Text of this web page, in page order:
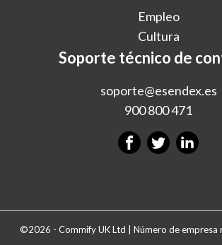
Empleo
Cultura
Soporte técnico de
soporte@esendex.es
900 800 471
©2026 - Commify UK Ltd | Número de